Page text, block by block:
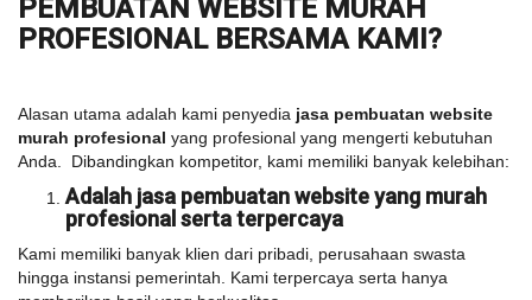
PEMBUATAN WEBSITE MURAH
PROFESIONAL BERSAMA KAMI?
Alasan utama adalah kami penyedia jasa pembuatan website
murah profesional yang profesional yang mengerti kebutuhan
Anda. Dibandingkan kompetitor, kami memiliki banyak kelebihan:
Adalah jasa pembuatan website yang murah
profesional serta terpercaya
Kami memiliki banyak klien dari pribadi, perusahaan swasta
hingga instansi pemerintah. Kami terpercaya serta hanya